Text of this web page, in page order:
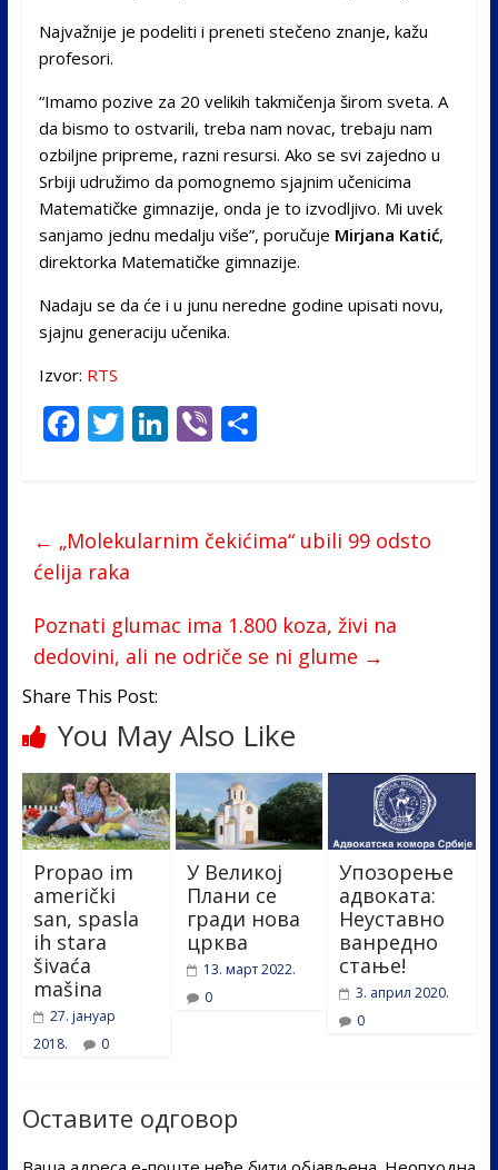
Najvažnije je podeliti i preneti stečeno znanje, kažu
profesori.
“Imamo pozive za 20 velikih takmičenja širom sveta. A
da bismo to ostvarili, treba nam novac, trebaju nam
ozbiljne pripreme, razni resursi. Ako se svi zajedno u
Srbiji udružimo da pomognemo sjajnim učenicima
Matematičke gimnazije, onda je to izvodljivo. Mi uvek
sanjamo jednu medalju više”, poručuje Mirjana Katić,
direktorka Matematičke gimnazije.
Nadaju se da će i u junu neredne godine upisati novu,
sjajnu generaciju učenika.
Izvor: RTS
F
ac
b
o
k
T
w
er
Li
n
e
dI
Vi
b
S
e
← „Molekularnim čekićima“ ubili 99 odsto
ćelija raka
Poznati glumac ima 1.800 koza, živi na
dedovini, ali ne odriče se ni glume →
Share This Post:
You May Also Like
Propao im
američki
san, spasla
ih stara
šivaća
mašina
27. јануар
2018.
0
У Великој
Плани се
гради нова
црква
13. март 2022.
0
Упозорење
адвоката:
Неуставно
ванредно
стање!
3. април 2020.
0
Оставите одговор